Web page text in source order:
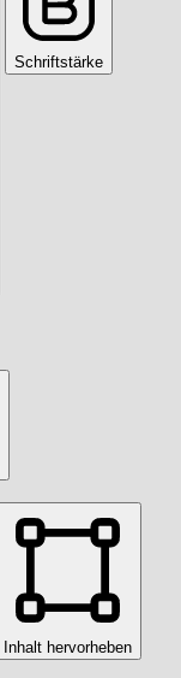
Schriftstärke
Inhalt hervorheben